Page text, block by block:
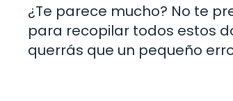
¿Te parece mucho? No te
para recopilar todos estos
querrás que un pequeño